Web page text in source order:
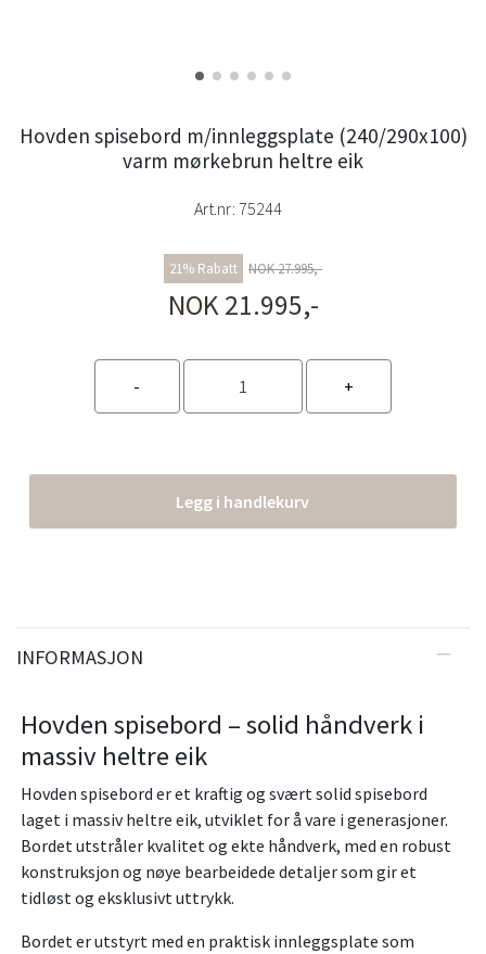
Hovden spisebord m/innleggsplate (240/290x100)
varm mørkebrun heltre eik
Art.nr: 75244
21% Rabatt NOK 27.995,-
NOK 21.995,-
Legg i handlekurv
INFORMASJON
Hovden spisebord – solid håndverk i
massiv heltre eik
Hovden spisebord er et kraftig og svært solid spisebord
laget i massiv heltre eik, utviklet for å vare i generasjoner.
Bordet utstråler kvalitet og ekte håndverk, med en robust
konstruksjon og nøye bearbeidede detaljer som gir et
tidløst og eksklusivt uttrykk.
Bordet er utstyrt med en praktisk innleggsplate som